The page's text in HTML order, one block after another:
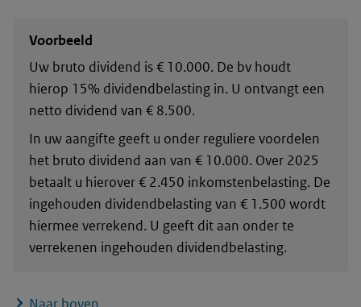
Voorbeeld
Uw bruto dividend is € 10.000. De bv houdt
hierop 15% dividendbelasting in. U ontvangt een
netto dividend van € 8.500.
In uw aangifte geeft u onder reguliere voordelen
het bruto dividend aan van € 10.000. Over 2025
betaalt u hierover € 2.450 inkomstenbelasting. De
ingehouden dividendbelasting van € 1.500 wordt
hiermee verrekend. U geeft dit aan onder te
verrekenen ingehouden dividendbelasting.